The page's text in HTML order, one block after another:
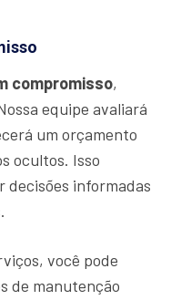
compromisso,
equipe avaliará
um orçamento
ocultos. Isso
decisões informadas
você pode
de manutenção